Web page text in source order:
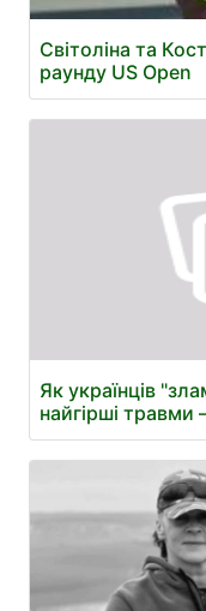
Світоліна та
раунду US Open
Як українців
найгірші травми